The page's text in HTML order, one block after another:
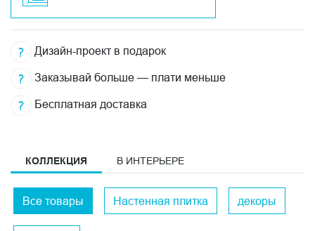
Дизайн-проект в подарок
Заказывай больше — плати меньше
Бесплатная доставка
КОЛЛЕКЦИЯ В ИНТЕРЬЕРЕ
Все товары Настенная плитка декоры